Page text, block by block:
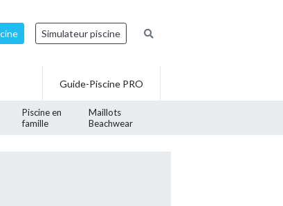
Simulateur piscine
Piscine en
famille
Maillots
Beachwear
Guide-Piscine PRO